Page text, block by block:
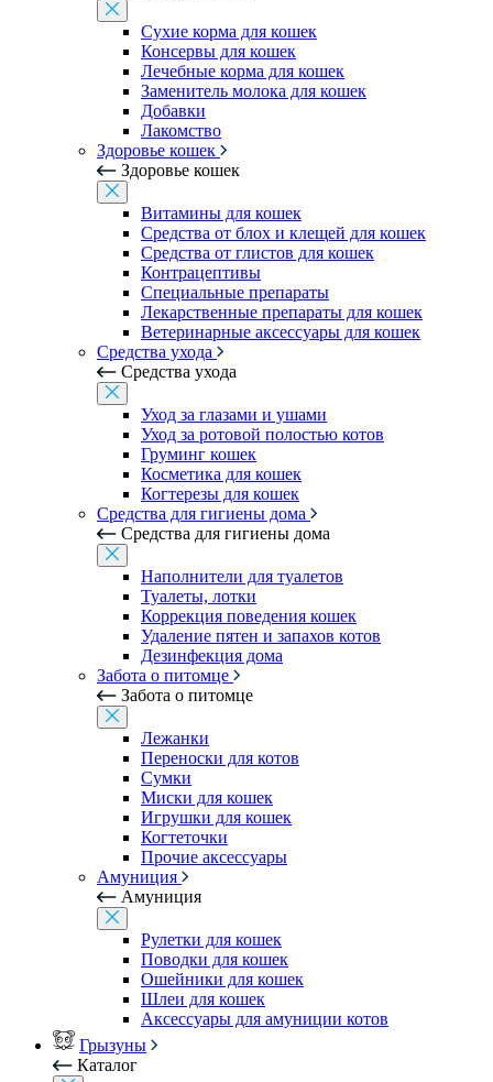
Сухие корма для кошек
Консервы для кошек
Лечебные корма для кошек
Заменитель молока для кошек
Добавки
Лакомство
Здоровье кошек
Здоровье кошек
Витамины для кошек
Средства от блох и клещей для кошек
Средства от глистов для кошек
Контрацептивы
Специальные препараты
Лекарственные препараты для кошек
Ветеринарные аксессуары для кошек
Средства ухода
Средства ухода
Уход за глазами и ушами
Уход за ротовой полостью котов
Груминг кошек
Косметика для кошек
Когтерезы для кошек
Средства для гигиены дома
Средства для гигиены дома
Наполнители для туалетов
Туалеты, лотки
Коррекция поведения кошек
Удаление пятен и запахов котов
Дезинфекция дома
Забота о питомце
Забота о питомце
Лежанки
Переноски для котов
Сумки
Миски для кошек
Игрушки для кошек
Когтеточки
Прочие аксессуары
Амуниция
Амуниция
Рулетки для кошек
Поводки для кошек
Ошейники для кошек
Шлеи для кошек
Аксессуары для амуниции котов
Грызуны
Каталог